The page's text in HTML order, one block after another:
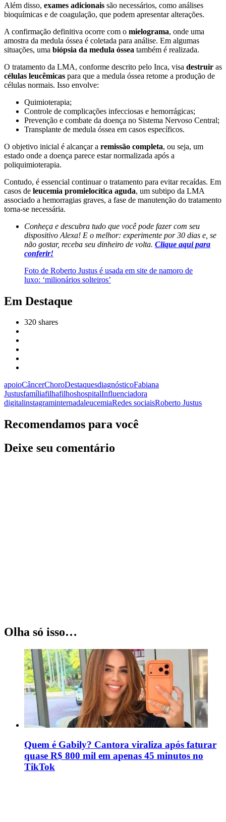
Além disso, exames adicionais são necessários, como análises
bioquímicas e de coagulação, que podem apresentar alterações.
A confirmação definitiva ocorre com o mielograma, onde uma
amostra da medula óssea é coletada para análise. Em algumas
situações, uma biópsia da medula óssea também é realizada.
O tratamento da LMA, conforme descrito pelo Inca, visa destruir as
células leucêmicas para que a medula óssea retome a produção de
células normais. Isso envolve:
Quimioterapia;
Controle de complicações infecciosas e hemorrágicas;
Prevenção e combate da doença no Sistema Nervoso Central;
Transplante de medula óssea em casos específicos.
O objetivo inicial é alcançar a remissão completa, ou seja, um
estado onde a doença parece estar normalizada após a
poliquimioterapia.
Contudo, é essencial continuar o tratamento para evitar recaídas. Em
casos de leucemia promielocítica aguda, um subtipo da LMA
associado a hemorragias graves, a fase de manutenção do tratamento
torna-se necessária.
Conheça e descubra tudo que você pode fazer com seu
dispositivo Alexa! E o melhor: experimente por 30 dias e, se
não gostar, receba seu dinheiro de volta. Clique aqui para
conferir!
Foto de Roberto Justus é usada em site de namoro de
luxo: ‘milionários solteiros’
Em Destaque
320 shares
apoioCâncerChoroDestaquesdiagnósticoFabiana
JustusfamíliafilhafilhoshospitalInfluenciadora
digitalinstagraminternadaleucemiaRedes sociaisRoberto Justus
Recomendamos para você
Deixe seu comentário
Olha só isso…
Quem é Gabily? Cantora viraliza após faturar
quase R$ 800 mil em apenas 45 minutos no
TikTok